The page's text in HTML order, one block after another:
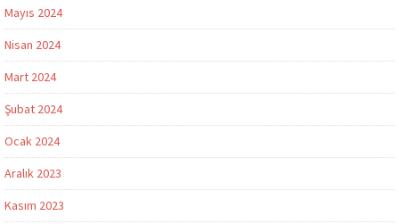
Mayıs 2024
Nisan 2024
Mart 2024
Şubat 2024
Ocak 2024
Aralık 2023
Kasım 2023